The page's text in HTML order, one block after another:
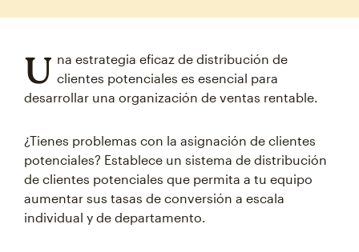
U na estrategia eficaz de distribución de
clientes potenciales es esencial para
desarrollar una organización de ventas rentable.
¿Tienes problemas con la asignación de clientes
potenciales? Establece un sistema de distribución
de clientes potenciales que permita a tu equipo
aumentar sus tasas de conversión a escala
individual y de departamento.